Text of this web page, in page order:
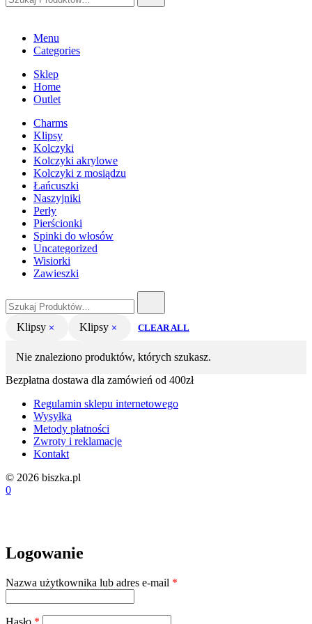
Menu
Categories
Sklep
Home
Outlet
Charms
Klipsy
Kolczyki
Kolczyki akrylowe
Kolczyki z mosiądzu
Łańcuszki
Naszyjniki
Perły
Pierścionki
Spinki do włosów
Uncategorized
Wisiorki
Zawieszki
Klipsy Klipsy CLEAR ALL
Nie znaleziono produktów, których szukasz.
Bezpłatna dostawa dla zamówień od 400zł
Regulamin sklepu internetowego
Wysyłka
Metody płatności
Zwroty i reklamacje
Kontakt
© 2026 biszka.pl
0
Logowanie
Nazwa użytkownika lub adres e-mail *
Hasło *